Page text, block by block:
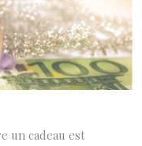
un cadeau est